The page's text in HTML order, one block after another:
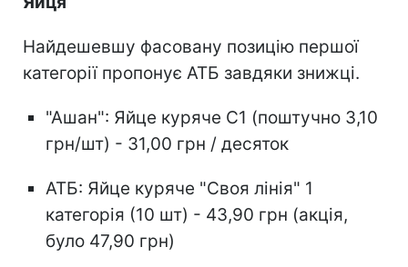
Найдешевшу фасовану позицію першої
категорії пропонує АТБ завдяки знижці.
"Ашан": Яйце куряче С1 (поштучно 3,10
грн/шт) - 31,00 грн / десяток
АТБ: Яйце куряче "Своя лінія" 1
категорія (10 шт) - 43,90 грн (акція,
було 47,90 грн)